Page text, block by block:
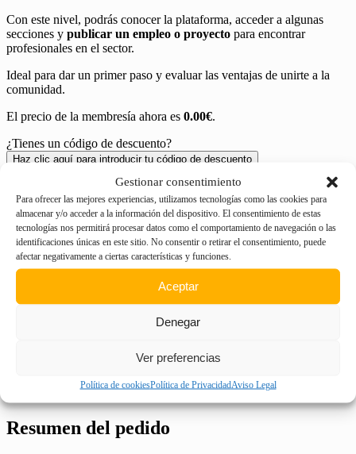
Gestionar consentimiento
Para ofrecer las mejores experiencias, utilizamos tecnologías como las cookies para
almacenar y/o acceder a la información del dispositivo. El consentimiento de estas
tecnologías nos permitirá procesar datos como el comportamiento de navegación o las
identificaciones únicas en este sitio. No consentir o retirar el consentimiento, puede
afectar negativamente a ciertas características y funciones.
Aceptar
Denegar
Ver preferencias
Política de cookiesPolítica de PrivacidadAviso Legal
Con este nivel, podrás conocer la plataforma, acceder a algunas
secciones y publicar un empleo o proyecto para encontrar
profesionales en el sector.
Ideal para dar un primer paso y evaluar las ventajas de unirte a la
comunidad.
El precio de la membresía ahora es 0.00€.
¿Tienes un código de descuento?
Haz clic aquí para introducir tu código de descuento
Información de la cuenta
Nombre de usuario
Contraseña
Dirección de correo electrónico
Confirmar la dirección de correo electrónico
¿Ya tienes una cuenta?Accede aquí
Resumen del pedido